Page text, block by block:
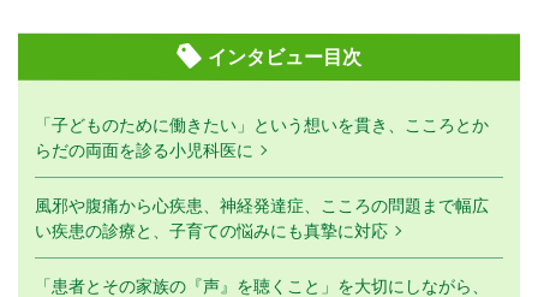
インタビュー目次
「子どものために働きたい」という想いを貫き、こころとか
らだの両面を診る小児科医に
風邪や腹痛から心疾患、神経発達症、こころの問題まで幅広
い疾患の診療と、子育ての悩みにも真摯に対応
「患者とその家族の『声』を聴くこと」を大切にしながら、